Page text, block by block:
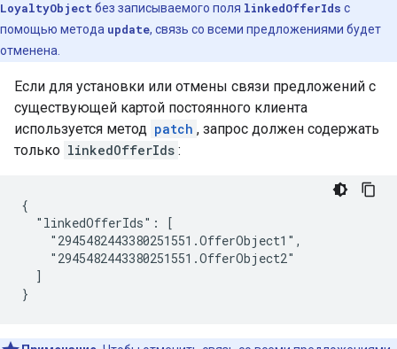
LoyaltyObject без записываемого поля linkedOfferIds с
помощью метода update, связь со всеми предложениями будет
отменена.
Если для установки или отмены связи предложений с
существующей картой постоянного клиента
используется метод patch , запрос должен содержать
только linkedOfferIds :
{
  "linkedOfferIds": [
    "2945482443380251551.OfferObject1",
    "2945482443380251551.OfferObject2"
  ]
}